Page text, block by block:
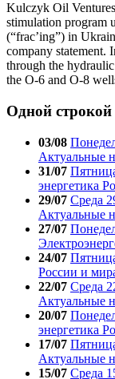
Kulczyk Oil
stimulation program
(“frac’ing”) in
company statement.
through the
the O-6 and O-8
Одной строкой
03/08
Актуальные
31/07
энергетика
29/07 Среда
Актуальные
27/07
24/07
России и
22/07 Среда
Актуальные
20/07
энергетика
17/07
Актуальные
15/07 Среда